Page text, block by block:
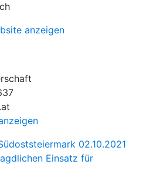
anzeigen
02.10.2021
Einsatz für